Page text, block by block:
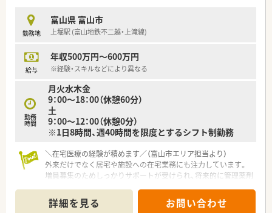
勤務地
富山県 富山市
上堀駅 (富山地鉄不二越・上滝線)
給与
年収500万円～600万円
※経験・スキルなどにより異なる
勤務
時間
月火水木金
9：00～18：00（休憩60分）
土
9：00～12：00（休憩0分）
※1日8時間、週40時間を限度とするシフト制勤務
＼在宅医療の経験が積めます／（富山市エリア担当より）
外来だけでなく居宅や施設への在宅業務にも注力しています。
増員募集のためしっかりサポートが受けられ、将来的に管理薬剤
＊------------------------------------------＊
詳細を見る お問い合わせ